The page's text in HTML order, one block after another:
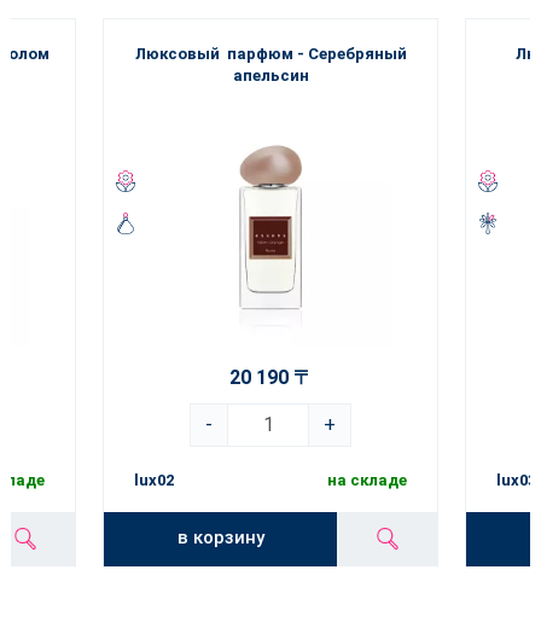
Люксовый парфюм - Серебряный
апельсин
20 190 〒
- +
lux02 на складе
в корзину
lux03